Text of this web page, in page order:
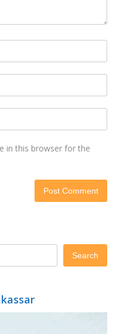
in this browser for the
Search